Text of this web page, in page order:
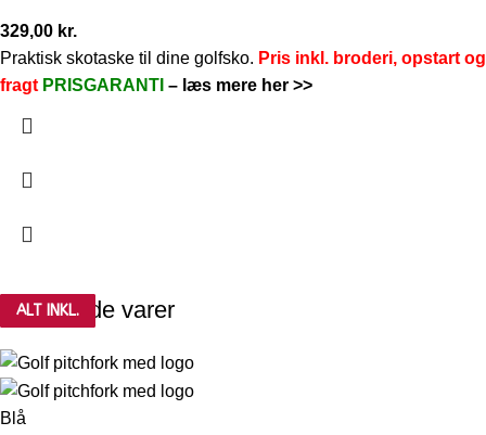
329,00 kr.
Praktisk skotaske til dine golfsko. Pris inkl. broderi, opstart og
fragt PRISGARANTI – læs mere her >>
Relaterede varer
ALT INKL.
Blå
ALT INKL.
ALT INKL.
ALT INKL.
ALT INKL.
ALT INKL.
ALT INKL.
ALT INKL.